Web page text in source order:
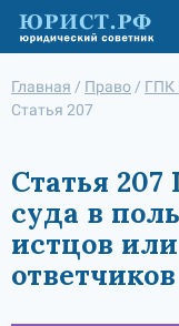
Главная / Право / ГПК
Статья 207
Статья
суда в
истцов
ответчиков